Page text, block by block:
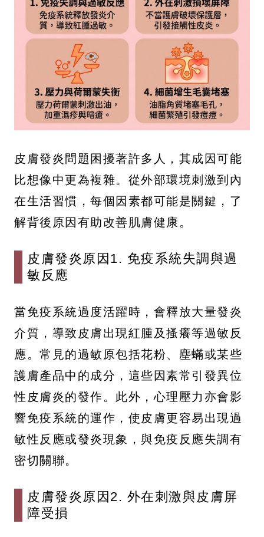
皮膚發炎問題困擾著許多人，其成因可能
比想像中更為複雜。從外部環境刺激到內
在生活習慣，每個因素都可能是關鍵，了
解背後原因有助改善肌膚健康。
皮膚發炎原因1. 免疫系統失調與過
敏反應
當免疫系統過度活躍時，會釋放大量發炎
介質，導致皮膚出現紅腫及搔癢等過敏反
應。常見的過敏原包括花粉、塵蟎或某些
護膚產品中的成分，這些因素常引發異位
性皮膚炎的發作。此外，心理壓力亦會影
響免疫系統的運作，使皮膚更容易出現過
敏性反應或發炎現象，與免疫反應失調有
密切關聯。
皮膚發炎原因2. 外在刺激與皮膚屏
障受損